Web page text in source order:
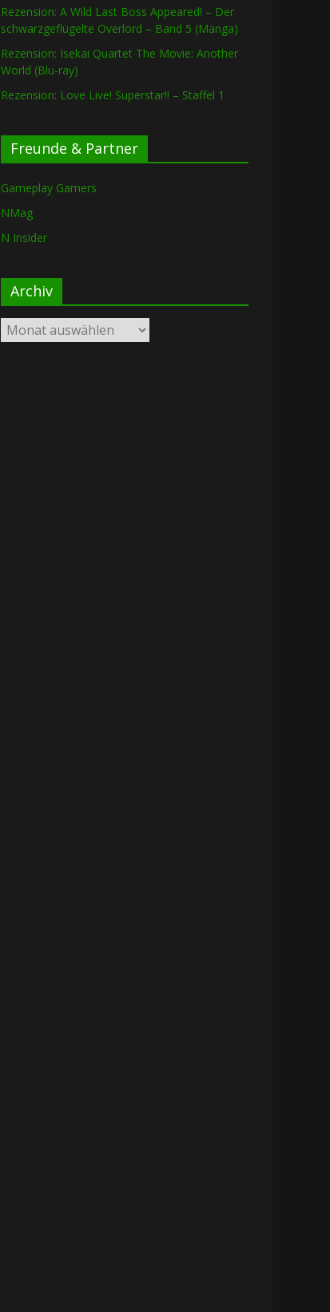
Rezension: A Wild Last Boss Appeared! – Der
schwarzgeflügelte Overlord – Band 5 (Manga)
Rezension: Isekai Quartet The Movie: Another
World (Blu-ray)
Rezension: Love Live! Superstar!! – Staffel 1
Freunde & Partner
Gameplay Gamers
NMag
N Insider
Archiv
Archiv